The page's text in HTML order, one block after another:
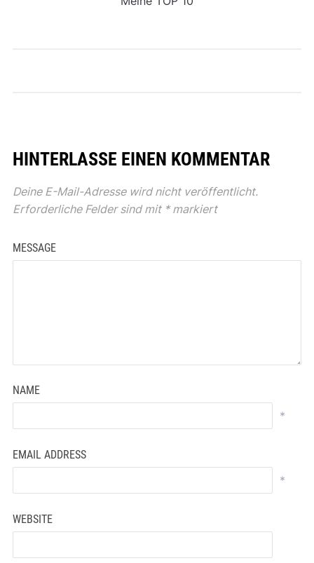
HINTERLASSE EINEN KOMMENTAR
Deine E-Mail-Adresse wird nicht veröffentlicht.
Erforderliche Felder sind mit *markiert
MESSAGE
NAME
*
EMAIL ADDRESS
*
WEBSITE